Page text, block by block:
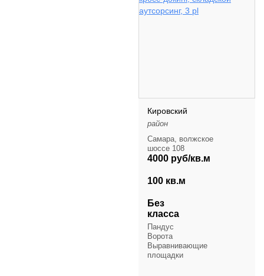
Кировский
район
Самара, волжское
шоссе 108
4000 руб/кв.м
100 кв.м
Без
класса
Пандус
Ворота
Выравнивающие
площадки